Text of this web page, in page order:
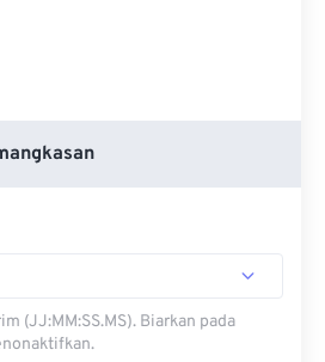
(JJ:MM:SS.MS). Biarkan pada